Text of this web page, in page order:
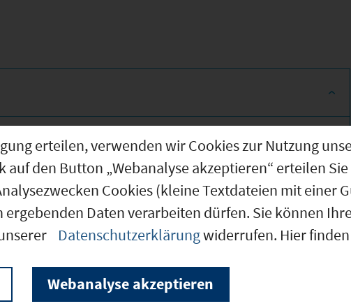
450
erteilen, verwenden wir Cookies zur Nutzung
auf den Button „Webanalyse akzeptieren“ erteilen
Cookies (kleine Textdateien mit einer
ergebenden Daten verarbeiten dürfen. Sie können
Datenschutzerklärungwiderrufen. Hier
Webanalyse akzeptieren